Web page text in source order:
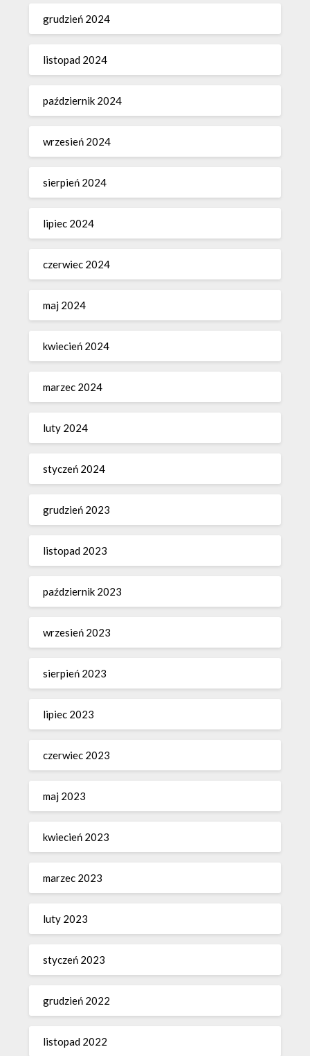
grudzień 2024
listopad 2024
październik 2024
wrzesień 2024
sierpień 2024
lipiec 2024
czerwiec 2024
maj 2024
kwiecień 2024
marzec 2024
luty 2024
styczeń 2024
grudzień 2023
listopad 2023
październik 2023
wrzesień 2023
sierpień 2023
lipiec 2023
czerwiec 2023
maj 2023
kwiecień 2023
marzec 2023
luty 2023
styczeń 2023
grudzień 2022
listopad 2022